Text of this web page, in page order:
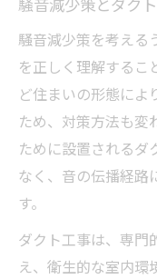
騒音減少策を考える
を正しく理解するこ
ど住まいの形態によ
ため、対策方法も変
ために設置されるダ
なく、音の伝播経路
す。
ダクト工事は、専門
え、衛生的な室内環